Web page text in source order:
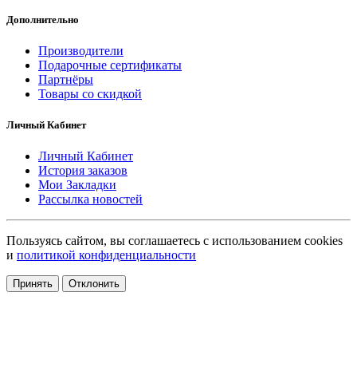
Дополнительно
Производители
Подарочные сертификаты
Партнёры
Товары со скидкой
Личный Кабинет
Личный Кабинет
История заказов
Мои Закладки
Рассылка новостей
Пользуясь сайтом, вы соглашаетесь с использованием cookies
и политикой конфиденциальности
Принять Отклонить